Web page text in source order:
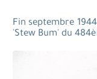
Fin septembre
'Stew Bum' du